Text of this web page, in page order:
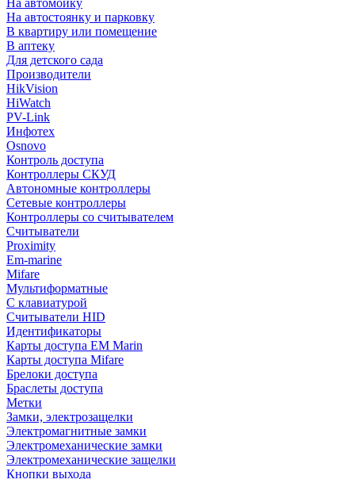
На автомойку
На автостоянку и парковку
В квартиру или помещение
В аптеку
Для детского сада
Производители
HikVision
HiWatch
PV-Link
Инфотех
Osnovo
Контроль доступа
Контроллеры СКУД
Автономные контроллеры
Сетевые контроллеры
Контроллеры со считывателем
Считыватели
Proximity
Em-marine
Mifare
Мультиформатные
С клавиатурой
Считыватели HID
Идентификаторы
Карты доступа EM Marin
Карты доступа Mifare
Брелоки доступа
Браслеты доступа
Метки
Замки, электрозащелки
Электромагнитные замки
Электромеханические замки
Электромеханические защелки
Кнопки выхода